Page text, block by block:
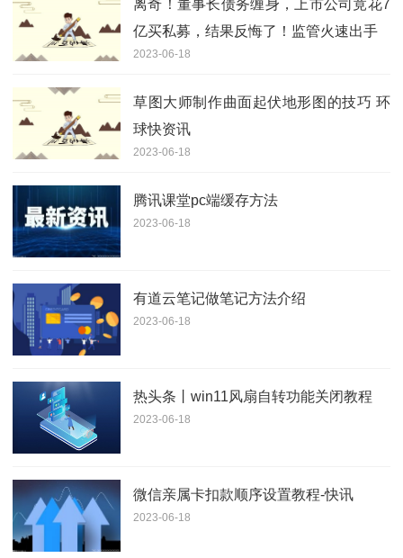
离奇！董事长债务缠身，上市公司竟花7
亿买私募，结果反悔了！监管火速出手
2023-06-18
草图大师制作曲面起伏地形图的技巧 环
球快资讯
2023-06-18
腾讯课堂pc端缓存方法
2023-06-18
有道云笔记做笔记方法介绍
2023-06-18
热头条丨win11风扇自转功能关闭教程
2023-06-18
微信亲属卡扣款顺序设置教程-快讯
2023-06-18